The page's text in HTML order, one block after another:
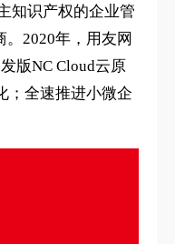
知识产权的企业管
2020年，用友网
版NC Cloud云原
；全速推进小微企